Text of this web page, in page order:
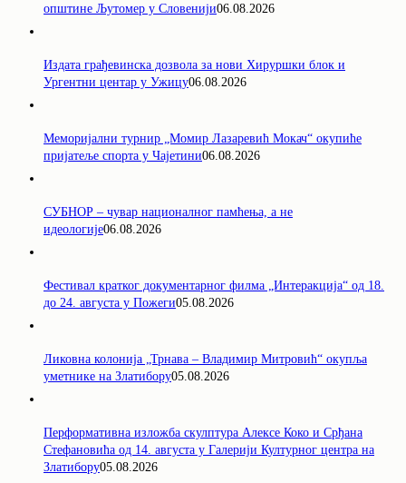
општине Љутомер у Словенији06.08.2026
Издата грађевинска дозвола за нови Хируршки блок и
Ургентни центар у Ужицу06.08.2026
Меморијални турнир „Момир Лазаревић Мокач“ окупиће
пријатеље спорта у Чајетини06.08.2026
СУБНОР – чувар националног памћења, а не
идеологије06.08.2026
Фестивал кратког документарног филма „Интеракција“ од 18.
до 24. августа у Пожеги05.08.2026
Ликовна колонија „Трнава – Владимир Митровић“ окупља
уметнике на Златибору05.08.2026
Перформативна изложба скулптура Алексе Коко и Срђана
Стефановића од 14. августа у Галерији Културног центра на
Златибору05.08.2026